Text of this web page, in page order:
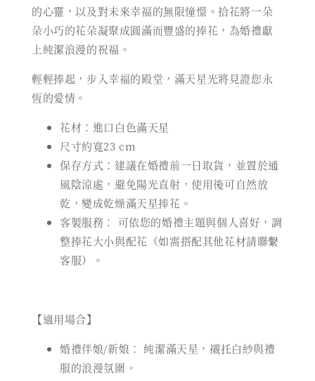
的心靈，以及對未來幸福的無限憧憬。拾花將一朵
朵小巧的花朵凝聚成圓滿而豐盛的捧花，為婚禮獻
上純潔浪漫的祝福。
輕輕捧起，步入幸福的殿堂，滿天星光將見證您永
恆的愛情。
花材：進口白色滿天星
尺寸約寬23 cm
保存方式：建議在婚禮前一日取貨，並置於通
風陰涼處，避免陽光直射，使用後可自然放
乾，變成乾燥滿天星捧花。
客製服務： 可依您的婚禮主題與個人喜好，調
整捧花大小與配花（如需搭配其他花材請聯繫
客服）。
【適用場合】
婚禮伴娘/新娘： 純潔滿天星，襯托白紗與禮
服的浪漫氛圍。